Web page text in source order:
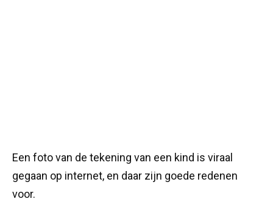
Een foto van de tekening van een kind is viraal
gegaan op internet, en daar zijn goede redenen
voor.